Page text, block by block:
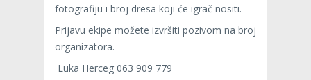
fotografiju i broj dresa koji će igrač nositi.
Prijavu ekipe možete izvršiti pozivom na broj
organizatora.
Luka Herceg 063 909 779